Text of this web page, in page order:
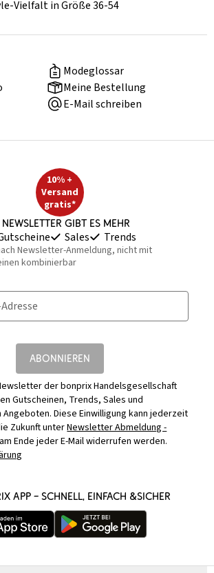
Vielfalt in Größe 36-54
Modeglossar
Meine Bestellung
E-Mail schreiben
10% +
Versand
gratis*
Newsletter gibt es mehr
Sales Trends
Newsletter-Anmeldung, nicht mit
kombinierbar
ABONNIEREN
der bonprix Handelsgesellschaft
Gutscheinen, Trends, Sales und
Diese Einwilligung kann jederzeit
Zukunft unterNewsletter Abmeldung -
Ende jeder E-Mail widerrufen werden.
APP – SCHNELL, EINFACH &SICHER